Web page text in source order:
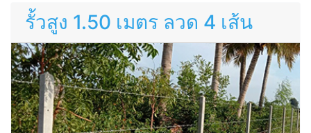
รั้วสูง 1.50 เมตร ลวด 4 เส้น